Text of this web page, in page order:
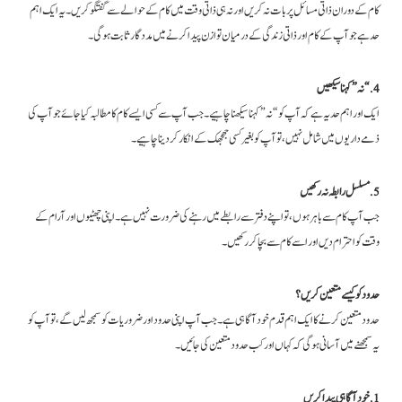
کام کے دوران ذاتی مسائل پر بات نہ کریں اور نہ ہی ذاتی وقت میں کام کے حوالے سے گفتگو کریں۔ یہ ایک اہم
حد ہے جو آپ کے کام اور ذاتی زندگی کے درمیان توازن پیدا کرنے میں مددگار ثابت ہوگی۔
4. “نہ” کہنا سیکھیں
ایک اور اہم حد یہ ہے کہ آپ کو “نہ” کہنا سیکھنا چاہیے۔ جب آپ سے کسی ایسے کام کا مطالبہ کیا جائے جو آپ کی
ذمے داریوں میں شامل نہیں، تو آپ کو بغیر کسی جھجھک کے انکار کر دینا چاہیے۔
5. مسلسل رابطہ نہ رکھیں
جب آپ کام سے باہر ہوں، تو اپنے دفتر سے رابطے میں رہنے کی ضرورت نہیں ہے۔ اپنی چھٹیوں اور آرام کے
وقت کو احترام دیں اور اسے کام سے بچا کر رکھیں۔
حدود کو کیسے متعین کریں؟
حدود متعین کرنے کا ایک اہم قدم خود آگاہی ہے۔ جب آپ اپنی حدود اور ضروریات کو سمجھ لیں گے، تو آپ کو
یہ سمجھنے میں آسانی ہوگی کہ کہاں اور کب حدود متعین کی جائیں۔